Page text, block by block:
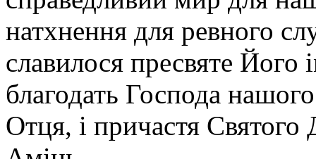
натхнення для ревного
славилося пресвяте
благодать Господа
Отця, і причастя Святого